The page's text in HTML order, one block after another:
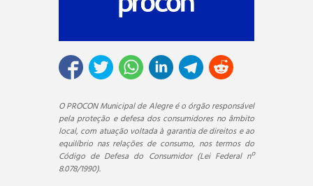
O PROCON Municipal de Alegre é o órgão responsável
pela proteção e defesa dos consumidores no âmbito
local, com atuação voltada à garantia de direitos e ao
equilíbrio nas relações de consumo, nos termos do
Código de Defesa do Consumidor (Lei Federal nº
8.078/1990).